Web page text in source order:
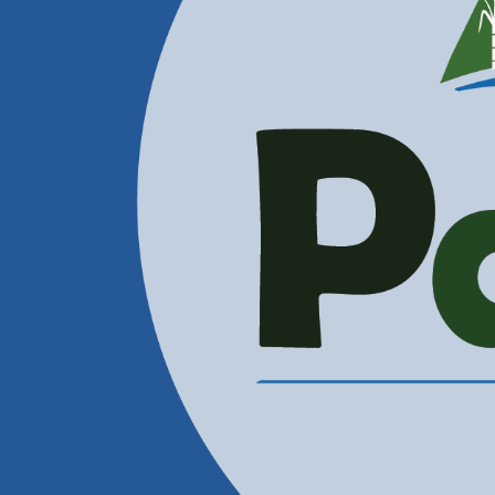
Correos Electrónicos